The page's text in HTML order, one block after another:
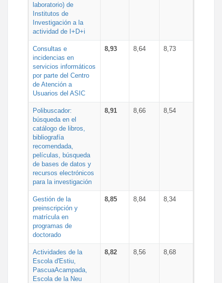
laboratorio) de
Institutos de
Investigación a la
actividad de I+D+i
Consultas e
incidencias en
servicios informáticos
por parte del Centro
de Atención a
Usuarios del ASIC
8,93 8,64 8,73
Polibuscador:
búsqueda en el
catálogo de libros,
bibliografía
recomendada,
películas, búsqueda
de bases de datos y
recursos electrónicos
para la investigación
8,91 8,66 8,54
Gestión de la
preinscripción y
matrícula en
programas de
doctorado
8,85 8,84 8,34
Actividades de la
Escola d'Estiu,
PascuaAcampada,
Escola de la Neu
8,82 8,56 8,68